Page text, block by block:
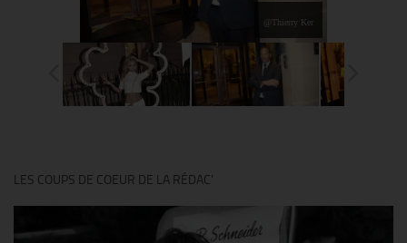
@Thierry Ker
LES COUPS DE COEUR DE LA RÉDAC’